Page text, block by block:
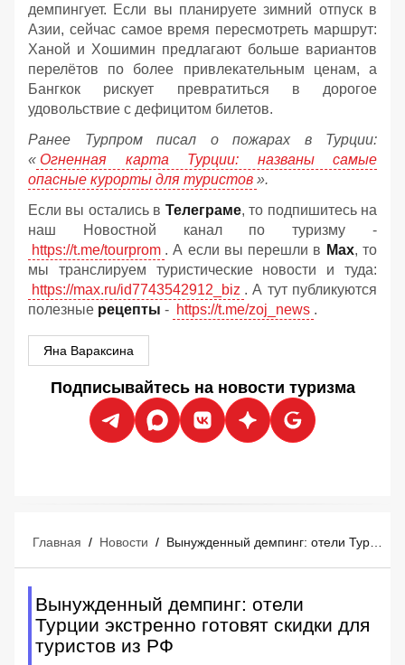
демпингует. Если вы планируете зимний отпуск в
Азии, сейчас самое время пересмотреть маршрут:
Ханой и Хошимин предлагают больше вариантов
перелётов по более привлекательным ценам, а
Бангкок рискует превратиться в дорогое
удовольствие с дефицитом билетов.
Ранее Турпром писал о пожарах в Турции:
« Огненная карта Турции: названы самые
опасные курорты для туристов ».
Если вы остались в Телеграме, то подпишитесь на
наш Новостной канал по туризму -
https://t.me/tourprom . А если вы перешли в Мах, то
мы транслируем туристические новости и туда:
https://max.ru/id7743542912_biz . А тут публикуются
полезные рецепты - https://t.me/zoj_news .
Яна Вараксина
Подписывайтесь на новости туризма
Главная / Новости /
Вынужденный демпинг: отели
Турции экстренно готовят скидки для
туристов из РФ